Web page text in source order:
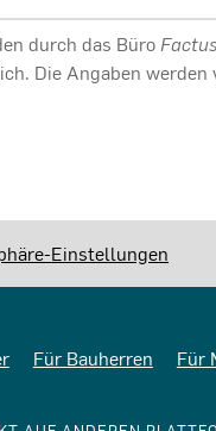
durch das Büro
Die Angaben werden
Einstellungen
Für Bauherren Für